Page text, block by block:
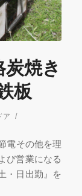
焼き
板
ア /
電その他を理
び営業になる
・日出勤』を